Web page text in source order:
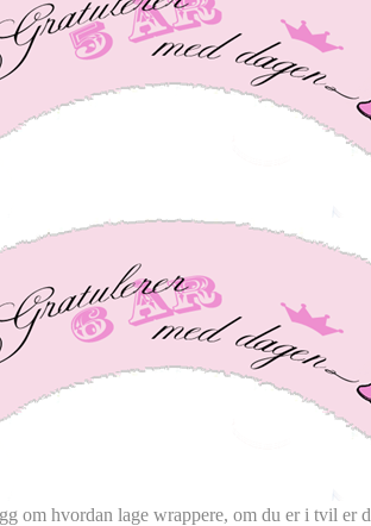
om hvordan lage wrappere, om du er i tvil er